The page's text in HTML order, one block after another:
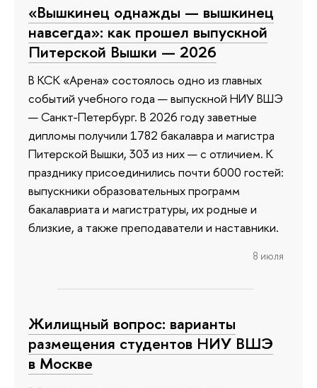
«Вышкинец однажды — вышкинец
навсегда»: как прошел выпускной
Питерской Вышки — 2026
В КСК «Арена» состоялось одно из главных
событий учебного года — выпускной НИУ ВШЭ
— Санкт-Петербург. В 2026 году заветные
дипломы получили 1782 бакалавра и магистра
Питерской Вышки, 303 из них — с отличием. К
празднику присоединились почти 6000 гостей:
выпускники образовательных программ
бакалавриата и магистратуры, их родные и
близкие, а также преподаватели и наставники.
8 июля
Жилищный вопрос: варианты
размещения студентов НИУ ВШЭ
в Москве